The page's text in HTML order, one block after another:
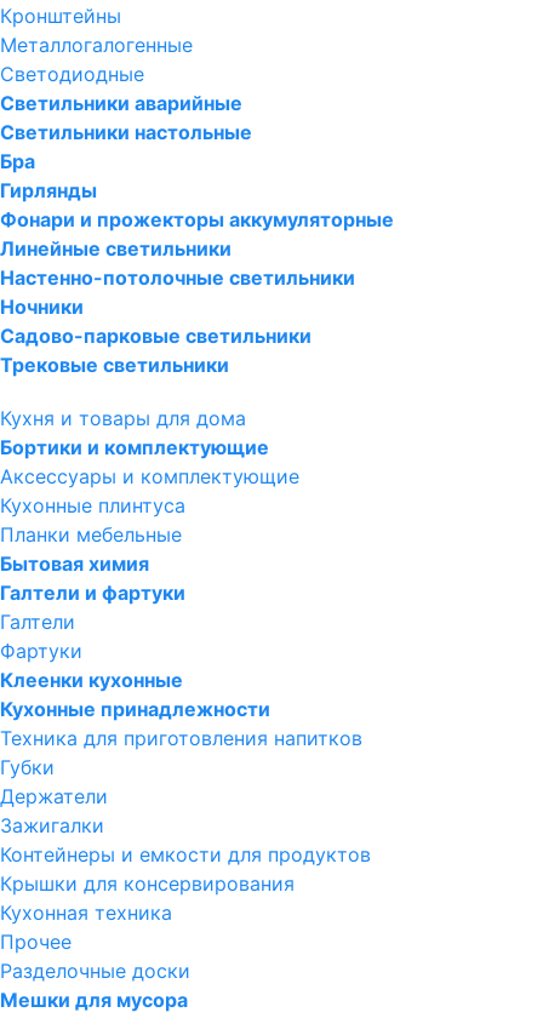
Кронштейны
Металлогалогенные
Светодиодные
Светильники аварийные
Светильники настольные
Бра
Гирлянды
Фонари и прожекторы аккумуляторные
Линейные светильники
Настенно-потолочные светильники
Ночники
Садово-парковые светильники
Трековые светильники
Кухня и товары для дома
Бортики и комплектующие
Аксессуары и комплектующие
Кухонные плинтуса
Планки мебельные
Бытовая химия
Галтели и фартуки
Галтели
Фартуки
Клеенки кухонные
Кухонные принадлежности
Техника для приготовления напитков
Губки
Держатели
Зажигалки
Контейнеры и емкости для продуктов
Крышки для консервирования
Кухонная техника
Прочее
Разделочные доски
Мешки для мусора